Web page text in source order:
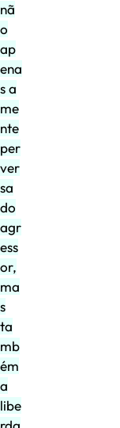
nã
o
ap
ena
s a
me
nte
per
ver
sa
do
agr
ess
or,
ma
s
ta
mb
ém
a
libe